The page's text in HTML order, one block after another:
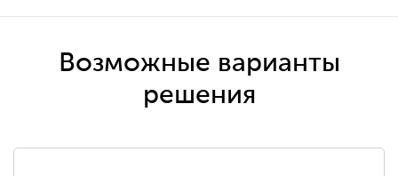
Возможные варианты
решения